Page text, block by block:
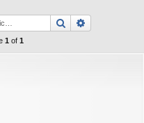
Search
1 of 1